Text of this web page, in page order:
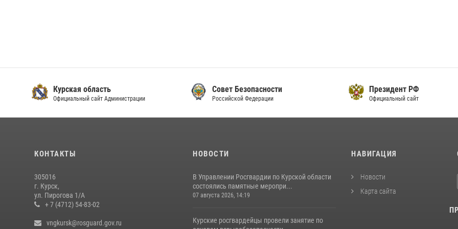
Курская область
Официальный сайт Администрации
Совет Безопасности
Российской Федерации
Президент РФ
Официальный сайт
КОНТАКТЫ
305016
г. Курск,
ул. Пирогова 1/А
+ 7 (4712) 54-83-02
vngkursk@rosguard.gov.ru
НОВОСТИ
В Управлении Росгвардии по Курской области
состоялись памятные меропри...
07 августа 2026, 14:19
Курские росгвардейцы провели занятие по
НАВИГАЦИЯ
Новости
Карта сайта